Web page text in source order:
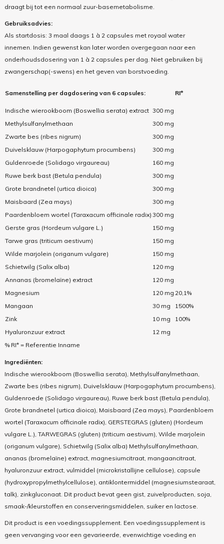
draagt bij tot een normaal zuur-basemetabolisme.
Gebruiksadvies:
Als startdosis: 3 maal daags 1 à 2 capsules met royaal water
innemen. Indien gewenst kan later worden overgegaan naar een
onderhoudsdosering van 1 à 2 capsules per dag. Niet gebruiken bij
zwangerschap(-swens) en het geven van borstvoeding.
Samenstelling per dagdosering van 6 capsules: RI*
Indische wierookboom (Boswellia serata) extract 300 mg
Methylsulfanylmethaan
300 mg
Zwarte bes (ribes nigrum)
300 mg
Duivelsklauw (Harpogaphytum procumbens)
300 mg
Guldenroede (Solidago virgaureau)
160 mg
Ruwe berk bast (Betula pendula)
300 mg
Grote brandnetel (urtica dioica)
300 mg
Maisbaard (Zea mays)
300 mg
Paardenbloem wortel (Taraxacum officinale radix) 300 mg
Gerste gras (Hordeum vulgare L.)
150 mg
Tarwe gras (triticum aestivum)
150 mg
Wilde marjolein (origanum vulgare)
150 mg
Schietwilg (Salix alba)
120 mg
Annanas (bromelaïne) extract
120 mg
Magnesium
120 mg 20,1%
Mangaan
30 mg
1500%
Zink
10 mg
100%
Hyaluronzuur extract
12 mg
% RI* = Referentie Inname
Ingrediënten:
Indische wierookboom (Boswellia serata), Methylsulfanylmethaan,
Zwarte bes (ribes nigrum), Duivelsklauw (Harpogaphytum procumbens),
Guldenroede (Solidago virgaureau), Ruwe berk bast (Betula pendula),
Grote brandnetel (urtica dioica), Maisbaard (Zea mays), Paardenbloem
wortel (Taraxacum officinale radix), GERSTEGRAS (gluten) (Hordeum
vulgare L.), TARWEGRAS (gluten) (triticum aestivum), Wilde marjolein
(origanum vulgare), Schietwilg (Salix alba) Methylsulfanylmethaan,
ananas (bromelaïne) extract, magnesiumcitraat, mangaancitraat,
hyaluronzuur extract, vulmiddel (microkristallijne cellulose), capsule
(hydroxypropylmethylcellulose), antiklontermiddel (magnesiumstearaat,
talk), zinkgluconaat. Dit product bevat geen gist, zuivelproducten, soja,
smaak-/kleurstoffen en conserveringsmiddelen, suiker en lactose.
Dit product is een voedingssupplement. Een voedingssupplement is
geen vervanging voor een gevarieerde, evenwichtige voeding en